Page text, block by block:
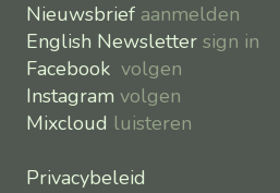
Nieuwsbrief aanmelden
English Newslettersign in
Facebook volgen
Instagram volgen
Mixcloud luisteren
Privacybeleid